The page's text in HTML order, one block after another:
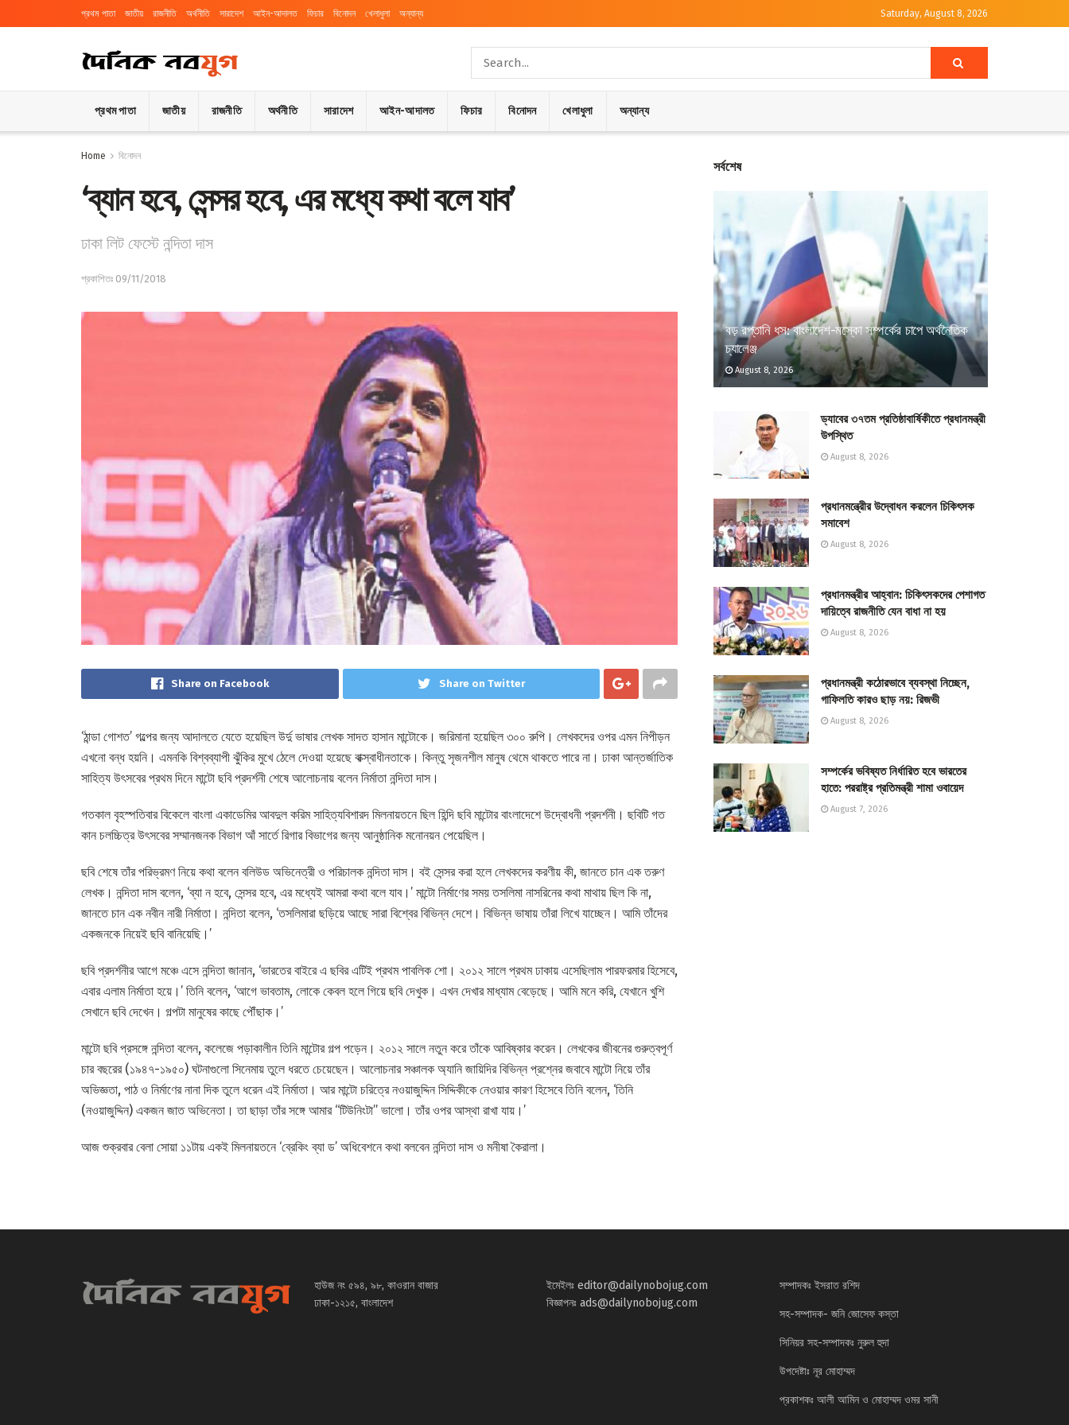
প্রথম পাতা জাতীয় রাজনীতি অর্থনীতি সারাদেশ আইন-আদালত ফিচার বিনোদন খেলাধুলা অন্যান্য Saturday, August 8, 2026
প্রথম পাতা জাতীয় রাজনীতি অর্থনীতি সারাদেশ আইন-আদালত ফিচার বিনোদন খেলাধুলা অন্যান্য
Home বিনোদন
‘ব্যান হবে, সেন্সর হবে, এর মধ্যে কথা বলে যাব’
ঢাকা লিট ফেস্টে নন্দিতা দাস
প্রকাশিতঃ 09/11/2018
Share on Facebook Share on Twitter
‘ঠান্ডা গোশত’ গল্পের জন্য আদালতে যেতে হয়েছিল উর্দু ভাষার লেখক সাদত হাসান মান্টোকে। জরিমানা হয়েছিল ৩০০ রুপি। লেখকদের ওপর এমন নিপীড়ন
এখনো বন্ধ হয়নি। এমনকি বিশ্বব্যাপী ঝুঁকির মুখে ঠেলে দেওয়া হয়েছে বাক্স্বাধীনতাকে। কিন্তু সৃজনশীল মানুষ থেমে থাকতে পারে না। ঢাকা আন্তর্জাতিক
সাহিত্য উৎসবের প্রথম দিনে মান্টো ছবি প্রদর্শনী শেষে আলোচনায় বলেন নির্মাতা নন্দিতা দাস।
গতকাল বৃহস্পতিবার বিকেলে বাংলা একাডেমির আবদুল করিম সাহিত্যবিশারদ মিলনায়তনে ছিল হিন্দি ছবি মান্টোর বাংলাদেশে উদ্বোধনী প্রদর্শনী। ছবিটি গত
কান চলচ্চিত্র উৎসবের সম্মানজনক বিভাগ আঁ সার্তে রিগার বিভাগের জন্য আনুষ্ঠানিক মনোনয়ন পেয়েছিল।
ছবি শেষে তাঁর পরিভ্রমণ নিয়ে কথা বলেন বলিউড অভিনেত্রী ও পরিচালক নন্দিতা দাস। বই সেন্সর করা হলে লেখকদের করণীয় কী, জানতে চান এক তরুণ
লেখক। নন্দিতা দাস বলেন, ‘ব্যা ন হবে, সেন্সর হবে, এর মধ্যেই আমরা কথা বলে যাব।’ মান্টো নির্মাণের সময় তসলিমা নাসরিনের কথা মাথায় ছিল কি না,
জানতে চান এক নবীন নারী নির্মাতা। নন্দিতা বলেন, ‘তসলিমারা ছড়িয়ে আছে সারা বিশ্বের বিভিন্ন দেশে। বিভিন্ন ভাষায় তাঁরা লিখে যাচ্ছেন। আমি তাঁদের
একজনকে নিয়েই ছবি বানিয়েছি।’
ছবি প্রদর্শনীর আগে মঞ্চে এসে নন্দিতা জানান, ‘ভারতের বাইরে এ ছবির এটিই প্রথম পাবলিক শো। ২০১২ সালে প্রথম ঢাকায় এসেছিলাম পারফরমার হিসেবে,
এবার এলাম নির্মাতা হয়ে।’ তিনি বলেন, ‘আগে ভাবতাম, লোকে কেবল হলে গিয়ে ছবি দেখুক। এখন দেখার মাধ্যাম বেড়েছে। আমি মনে করি, যেখানে খুশি
সেখানে ছবি দেখেন। গল্পটা মানুষের কাছে পৌঁছাক।’
মান্টো ছবি প্রসঙ্গে নন্দিতা বলেন, কলেজে পড়াকালীন তিনি মান্টোর গল্প পড়েন। ২০১২ সালে নতুন করে তাঁকে আবিষ্কার করেন। লেখকের জীবনের গুরুত্বপূর্ণ
চার বছরের (১৯৪৭-১৯৫০) ঘটনাগুলো সিনেমায় তুলে ধরতে চেয়েছেন। আলোচনার সঞ্চালক অ্যানি জায়িদির বিভিন্ন প্রশ্নের জবাবে মান্টো নিয়ে তাঁর
অভিজ্ঞতা, পাঠ ও নির্মাণের নানা দিক তুলে ধরেন এই নির্মাতা। আর মান্টো চরিত্রে নওয়াজুদ্দিন সিদ্দিকীকে নেওয়ার কারণ হিসেবে তিনি বলেন, ‘তিনি
(নওয়াজুদ্দিন) একজন জাত অভিনেতা। তা ছাড়া তাঁর সঙ্গে আমার “টিউনিংটা” ভালো। তাঁর ওপর আস্থা রাখা যায়।’
আজ শুক্রবার বেলা সোয়া ১১টায় একই মিলনায়তনে ‘ব্রেকিং ব্যা ড’ অধিবেশনে কথা বলবেন নন্দিতা দাস ও মনীষা কৈরালা।
সর্বশেষ
বড় রপ্তানি ধস: বাংলাদেশ-মস্কো সম্পর্কের চাপে অর্থনৈতিক
চ্যালেঞ্জ
August 8, 2026
ড্যাবের ৩৭তম প্রতিষ্ঠাবার্ষিকীতে প্রধানমন্ত্রী
উপস্থিত
August 8, 2026
প্রধানমন্ত্রীের উদ্বোধন করলেন চিকিৎসক
সমাবেশ
August 8, 2026
প্রধানমন্ত্রীর আহ্বান: চিকিৎসকদের পেশাগত
দায়িত্বে রাজনীতি যেন বাধা না হয়
August 8, 2026
প্রধানমন্ত্রী কঠোরভাবে ব্যবস্থা নিচ্ছেন,
গাফিলতি কারও ছাড় নয়: রিজভী
August 8, 2026
সম্পর্কের ভবিষ্যত নির্ধারিত হবে ভারতের
হাতে: পররাষ্ট্র প্রতিমন্ত্রী শামা ওবায়েদ
August 7, 2026
হাউজ নং ৫৯৪, ৯৮, কাওরান বাজার
ঢাকা-১২১৫, বাংলাদেশ
ইমেইলঃ editor@dailynobojug.com
বিজ্ঞাপনঃ ads@dailynobojug.com
সম্পাদকঃ ইসরাত রশিদ
সহ-সম্পাদক- জনি জোসেফ কস্তা
সিনিয়র সহ-সম্পাদকঃ নুরুল হুদা
উপদেষ্টাঃ নূর মোহাম্মদ
প্রকাশকঃ আলী আমিন ও মোহাম্মদ ওমর সানী